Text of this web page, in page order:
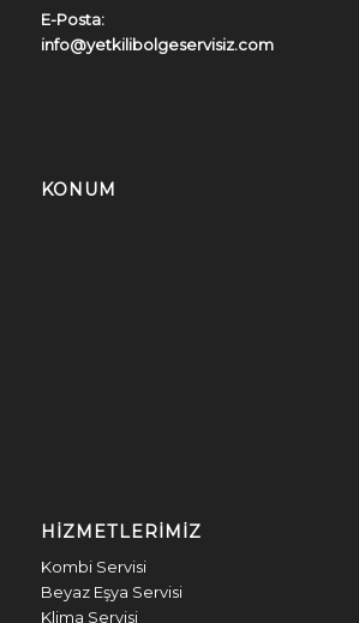
E-Posta:
info@yetkilibolgeservisiz.com
KONUM
HIZMETLERIMIZ
Kombi Servisi
Beyaz Eşya Servisi
Klima Servisi